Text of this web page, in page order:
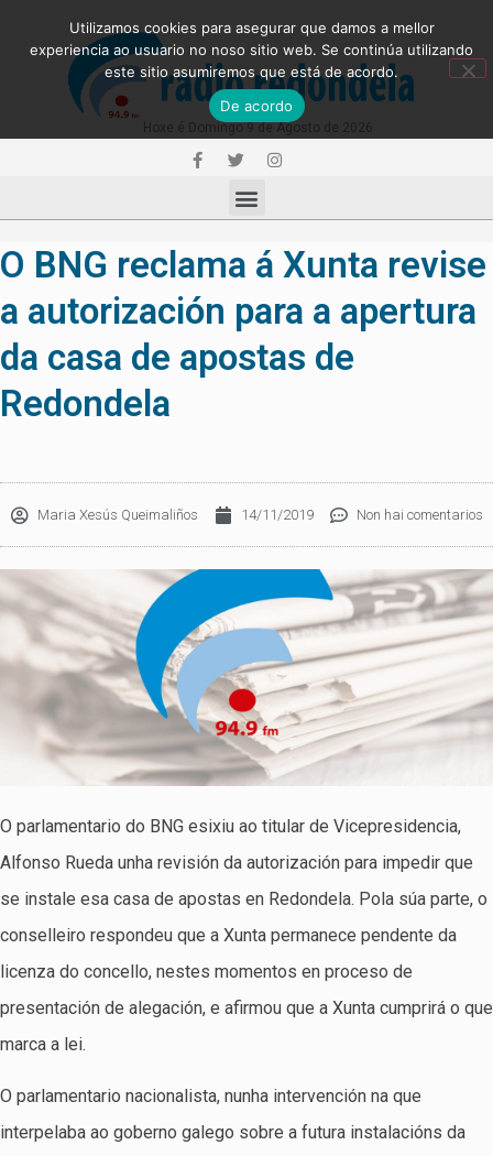
O BNG reclama á Xunta revise
a autorización para a apertura
da casa de apostas de
Redondela
Maria Xesús Queimaliños 14/11/2019 Non hai comentarios
O parlamentario do BNG esixiu ao titular de Vicepresidencia,
Alfonso Rueda unha revisión da autorización para impedir que
se instale esa casa de apostas en Redondela. Pola súa parte, o
conselleiro respondeu que a Xunta permanece pendente da
licenza do concello, nestes momentos en proceso de
presentación de alegación, e afirmou que a Xunta cumprirá o que
marca a lei.
O parlamentario nacionalista, nunha intervención na que
interpelaba ao goberno galego sobre a futura instalacións da
Utilizamos cookies para asegurar que damos a mellor
experiencia ao usuario no noso sitio web. Se continúa utilizando
este sitio asumiremos que está de acordo.
De acordo